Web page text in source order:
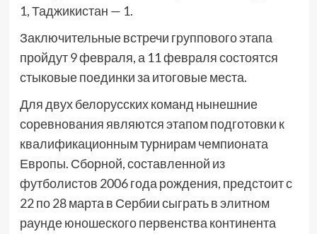
1, Таджикистан — 1.
Заключительные встречи группового этапа
пройдут 9 февраля, а 11 февраля состоятся
стыковые поединки за итоговые места.
Для двух белорусских команд нынешние
соревнования являются этапом подготовки к
квалификационным турнирам чемпионата
Европы. Сборной, составленной из
футболистов 2006 года рождения, предстоит с
22 по 28 марта в Сербии сыграть в элитном
раунде юношеского первенства континента